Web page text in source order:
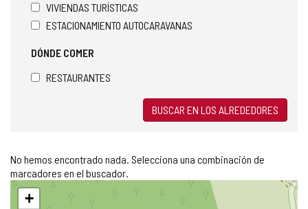
VIVIENDAS TURÍSTICAS
ESTACIONAMIENTO AUTOCARAVANAS
DÓNDE COMER
RESTAURANTES
BUSCAR EN LOS ALREDEDORES
No hemos encontrado nada. Selecciona una combinación de
marcadores en el buscador.
Saltar
mapa
+